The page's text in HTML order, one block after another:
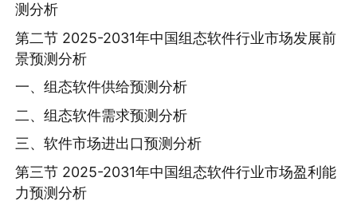
测分析
第二节 2025-2031年中国组态软件行业市场发展前
景预测分析
一、组态软件供给预测分析
二、组态软件需求预测分析
三、软件市场进出口预测分析
第三节 2025-2031年中国组态软件行业市场盈利能
力预测分析